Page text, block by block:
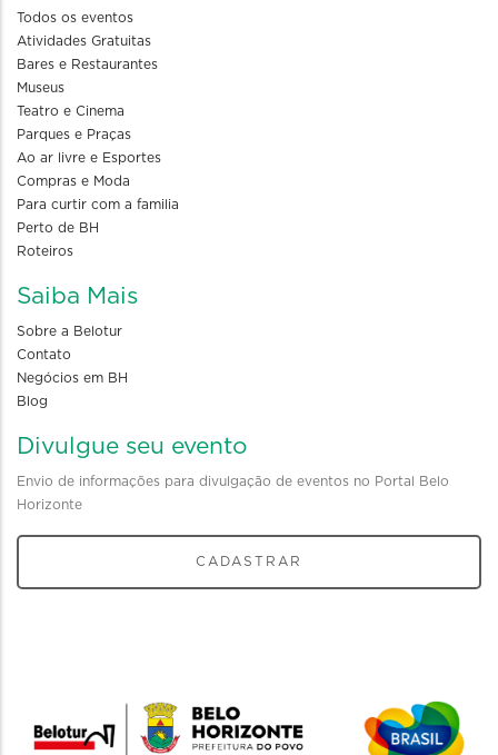
Todos os eventos
Atividades Gratuitas
Bares e Restaurantes
Museus
Teatro e Cinema
Parques e Praças
Ao ar livre e Esportes
Compras e Moda
Para curtir com a familia
Perto de BH
Roteiros
Saiba Mais
Sobre a Belotur
Contato
Negócios em BH
Blog
Divulgue seu evento
Envio de informações para divulgação de eventos no Portal Belo
Horizonte
CADASTRAR